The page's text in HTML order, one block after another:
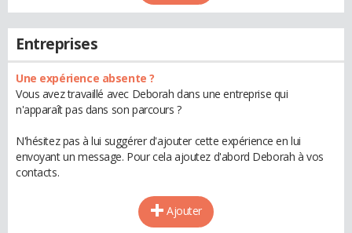
Entreprises
Une expérience absente ?
Vous avez travaillé avec Deborah dans une entreprise qui
n'apparaît pas dans son parcours ?
N'hésitez pas à lui suggérer d'ajouter cette expérience en lui
envoyant un message. Pour cela ajoutez d'abord Deborah à vos
contacts.
Ajouter